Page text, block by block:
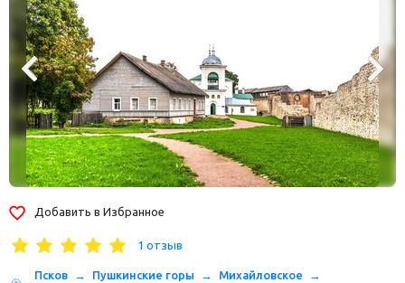
Добавить в Избранное
1 отзыв
Псков Пушкинские горы
Михайловское